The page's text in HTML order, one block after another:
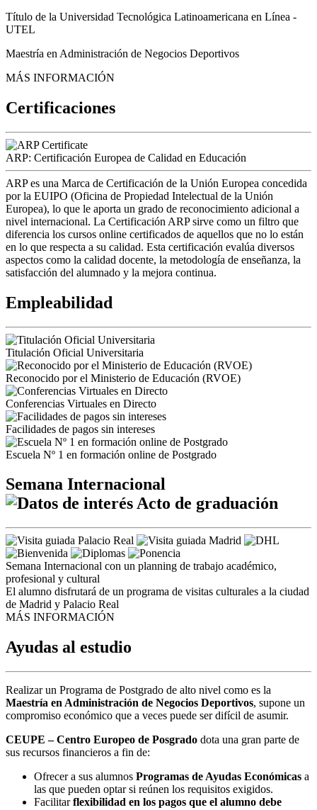
Título de la Universidad Tecnológica Latinoamericana en Línea -
UTEL
Maestría en Administración de Negocios Deportivos
MÁS INFORMACIÓN
Certificaciones
ARP: Certificación Europea de Calidad en Educación
ARP es una Marca de Certificación de la Unión Europea concedida
por la EUIPO (Oficina de Propiedad Intelectual de la Unión
Europea), lo que le aporta un grado de reconocimiento adicional a
nivel internacional. La Certificación ARP sirve como un filtro que
diferencia los cursos online certificados de aquellos que no lo están
en lo que respecta a su calidad. Esta certificación evalúa diversos
aspectos como la calidad docente, la metodología de enseñanza, la
satisfacción del alumnado y la mejora continua.
Empleabilidad
Titulación Oficial Universitaria
Reconocido por el Ministerio de Educación (RVOE)
Conferencias Virtuales en Directo
Facilidades de pagos sin intereses
Escuela Nº 1 en formación online de Postgrado
Semana Internacional
Acto de graduación
Semana Internacional con un planning de trabajo académico,
profesional y cultural
El alumno disfrutará de un programa de visitas culturales a la ciudad
de Madrid y Palacio Real
MÁS INFORMACIÓN
Ayudas al estudio
Realizar un Programa de Postgrado de alto nivel como es la
Maestría en Administración de Negocios Deportivos, supone un
compromiso económico que a veces puede ser difícil de asumir.
CEUPE – Centro Europeo de Posgrado dota una gran parte de
sus recursos financieros a fin de:
Ofrecer a sus alumnos Programas de Ayudas Económicas a
las que pueden optar si reúnen los requisitos exigidos.
Facilitarflexibilidad en los pagos que el alumno debe